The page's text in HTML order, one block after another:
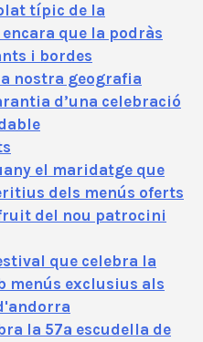
típic de la
que la podràs
i bordes
nostra geografia
d’una celebració
el maridatge que
dels menús oferts
del nou patrocini
que celebra la
menús exclusius als
la 57ª escudella de